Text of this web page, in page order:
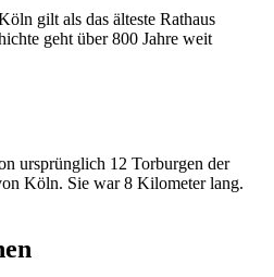
gilt als das älteste Rathaus
geht über 800 Jahre weit
ursprünglich 12 Torburgen der
Köln. Sie war 8 Kilometer lang.